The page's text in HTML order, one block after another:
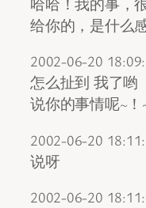
给你的，是什么
2002-06-20
怎么扯到 我了哟
说你的事情呢~！
2002-06-20
说呀
2002-06-20